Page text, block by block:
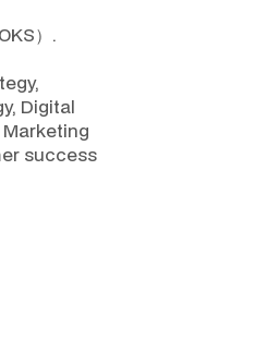
）.
Digital
success